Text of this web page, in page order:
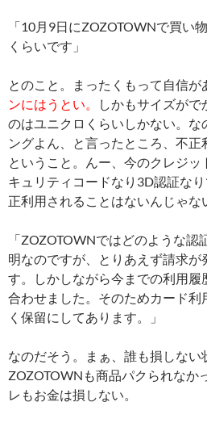
「10月9日にZOZOTOWNで買い
くらいです」
とのこと。まったくもって自信が
ンにはうとい。
しかもサイズがで
のはユニクロくらいしかない。な
ングよん、と言ったところ、不正
ということ。んー、今のクレジ
キュリティコードなり3D認証な
正利用されることはないんじゃな
「ZOZOTOWNではどのような
明なのですが、とりあえず請求
す。しかしながら今までの利用履
合わせました。そのためカード
く保留にしてあります。」
なのだそう。まぁ、誰も損しない
ZOZOTOWNも商品パクられなか
レもお金は損しない。